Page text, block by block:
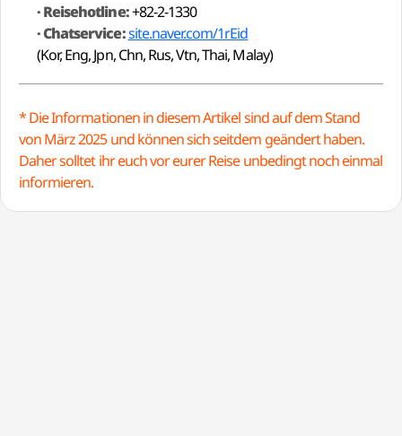
· Reisehotline:+82-2-1330
· Chatservice:site.naver.com/1rEid
(Kor, Eng, Jpn, Chn, Rus, Vtn, Thai, Malay)
* Die Informationen in diesem Artikel sind auf dem Stand
von März 2025 und können sich seitdem geändert haben.
Daher solltet ihr euch vor eurer Reise unbedingt noch einmal
informieren.